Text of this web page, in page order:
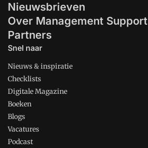
Nieuwsbrieven
Over Management Support
Partners
Snel naar
Nieuws & inspiratie
Checklists
Digitale Magazine
Boeken
Blogs
Vacatures
Podcast